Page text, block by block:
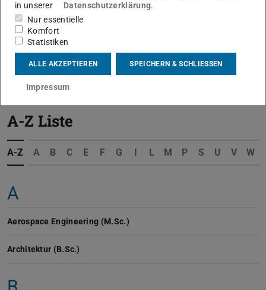
Von der Idee zur Gründung
A-Z Liste
A-Z A B C E F G I L M P S U V W
A
Aerospace Engineering (M.Sc.)
Architektur (B.Sc.)
in unserer
Datenschutzerklärung.
Nur essentielle
Komfort
Statistiken
ALLE AKZEPTIEREN SPEICHERN & SCHLIESSEN
Impressum